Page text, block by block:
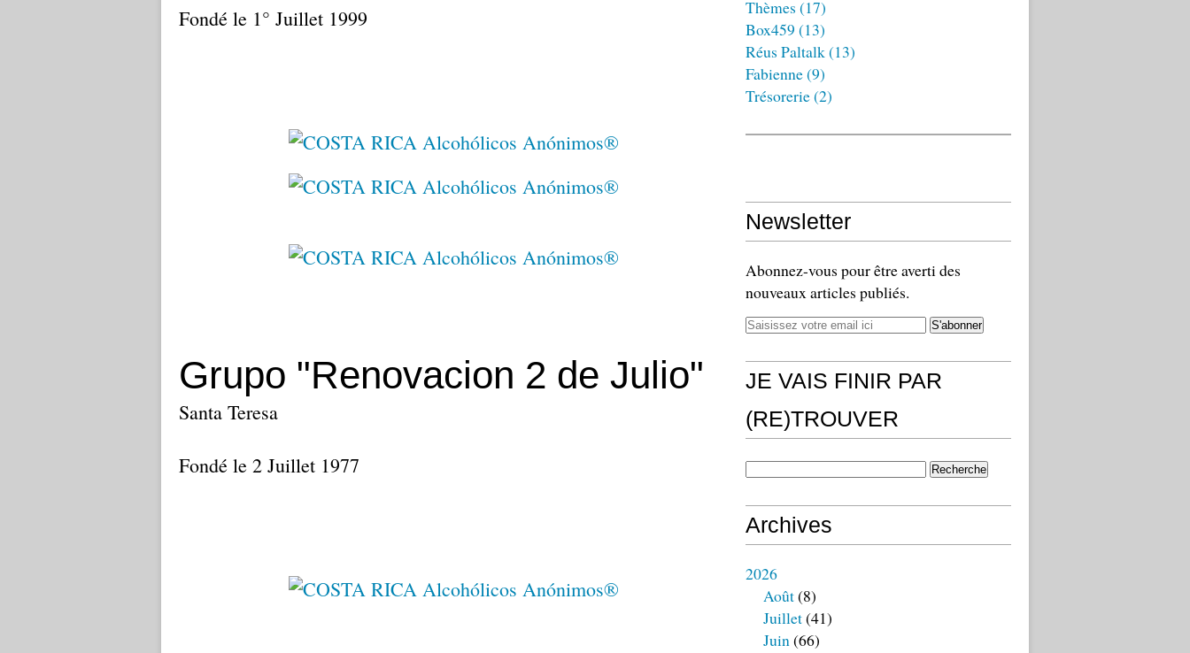
Fondé le 1° Juillet 1999
Grupo "Renovacion 2 de Julio"
Santa Teresa
Fondé le 2 Juillet 1977
Thèmes (17)
Box459 (13)
Réus Paltalk(13)
Fabienne(9)
Trésorerie(2)
Newsletter
Abonnez-vous pour être averti des
nouveaux articles publiés.
JE VAIS FINIR PAR
(RE)TROUVER
Archives
2026
Août(8)
Juillet(41)
Juin(66)